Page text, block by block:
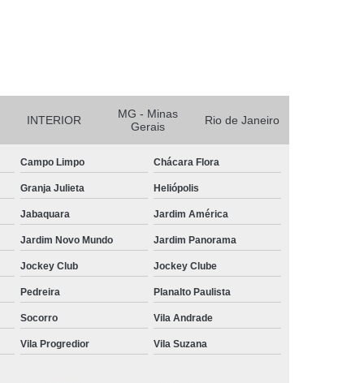
INTERIOR
MG - Minas
Gerais
Rio de Janeiro
Campo Limpo Chácara Flora
Granja Julieta Heliópolis
Jabaquara Jardim América
Jardim Novo Mundo Jardim Panorama
Jockey Club Jockey Clube
Pedreira Planalto Paulista
Socorro Vila Andrade
Vila Progredior Vila Suzana